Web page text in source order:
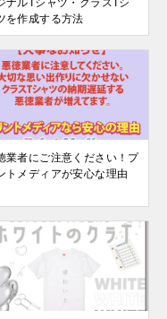
を作成する方法
業者にご注意ください！プ
トメディアが安心な理由